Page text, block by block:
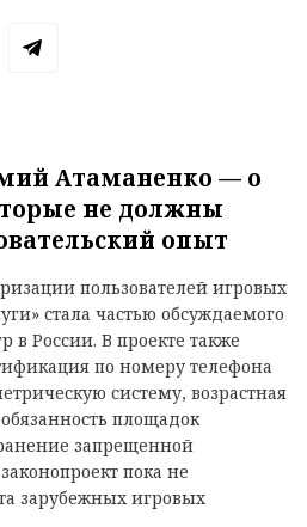
Атаманенко — о
не должны
опыт
пользователей игровых
стала частью обсуждаемого
в России. В проекте также
по номеру телефона
систему, возрастная
площадок
запрещенной
пока не
зарубежных игровых